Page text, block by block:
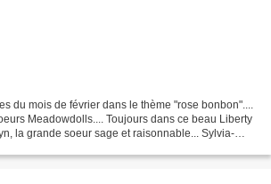
du mois de février dans le thème "rose bonbon"....
Meadowdolls.... Toujours dans ce beau Liberty
la grande soeur sage et raisonnable... Sylvia-